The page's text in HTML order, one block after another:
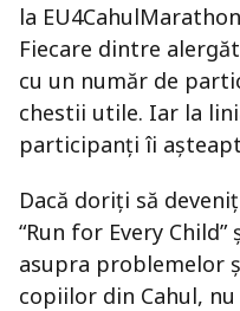
la
Fiecare dintre
cu un număr de
chestii utile. Iar la
participanți îi
Dacă doriți să
“Run for Every
asupra problemelor
copiilor din Cahul,